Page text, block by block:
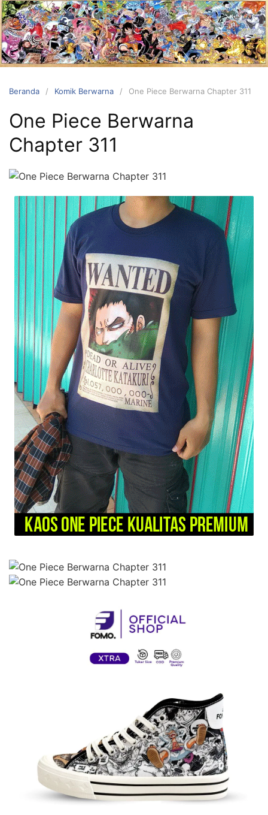
Langsung
ke
konten
Beranda Komik Berwarna One Piece Berwarna Chapter 311
One Piece Berwarna
Chapter 311